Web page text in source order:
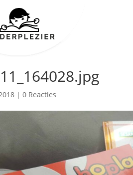
|0 Reacties